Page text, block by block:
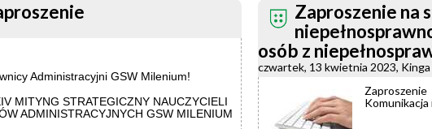
Administracyjni GSW Milenium!
MITYNG STRATEGICZNY NAUCZYCIELI
ADMINISTRACYJNYCH GSW MILENIUM
Zaproszenie na
osób z
czwartek, 13 kwietnia 2023,
Komunikacja